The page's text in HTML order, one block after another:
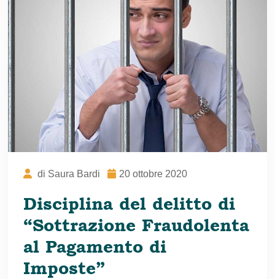
di Saura Bardi 20 ottobre 2020
Disciplina del delitto di
“Sottrazione Fraudolenta
al Pagamento di
Imposte”